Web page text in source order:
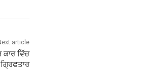
article
ਵਿੱਚ